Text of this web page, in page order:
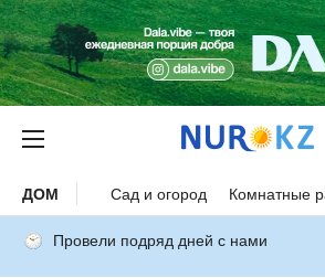
ДОМ Сад и огород Комнатные
Провели подряд дней с нами